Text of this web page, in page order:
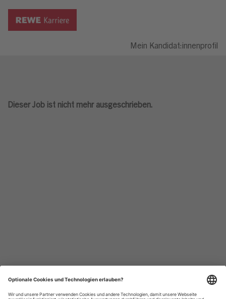
Mein Kandidat:innenprofil
Dieser Job ist nicht mehr ausgeschrieben.
Datenschutzhinweise